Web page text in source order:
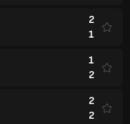
2
1
1
2
2
2